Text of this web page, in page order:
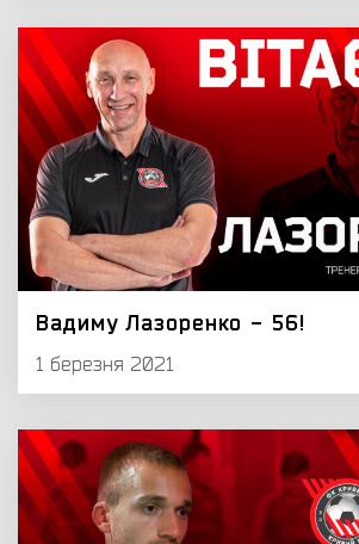
Вадиму Лазоренко - 56!
1 березня 2021